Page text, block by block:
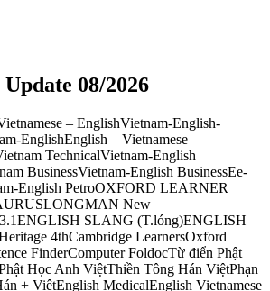
08/2026
– EnglishVietnam-English-
EnglishEnglish – Vietnamese
TechnicalVietnam-English
BusinessVietnam-English BusinessEe-
English PetroOXFORD LEARNER
New
SLANG (T.lóng)ENGLISH
4thCambridge LearnersOxford
FinderComputer FoldocTừ điển Phật
Học Anh ViệtThiền Tông Hán ViệtPhạn
+ ViệtEnglish MedicalEnglish Vietnamese